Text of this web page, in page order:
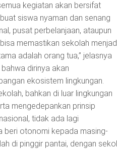
kegiatan akan bersifat
siswa nyaman dan senang
pusat perbelanjaan, ataupun
memastikan sekolah
adalah orang tua,” jelasnya
dirinya akan
ekosistem lingkungan.
bahkan di luar lingkungan
mengedepankan prinsip
tidak ada lagi
beri otonomi kepada masing-
di pinggir pantai, dengan